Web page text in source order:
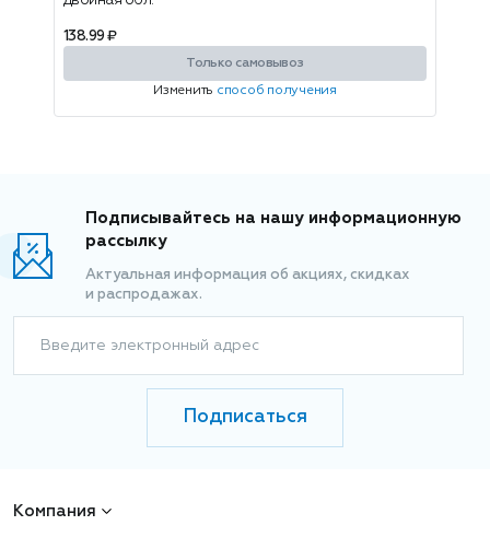
138.99 ₽
Только самовывоз
Изменить способ получения
Подписывайтесь на нашу информационную
рассылку
Актуальная информация об акциях, скидках
и распродажах.
Введите электронный адрес
Подписаться
Компания